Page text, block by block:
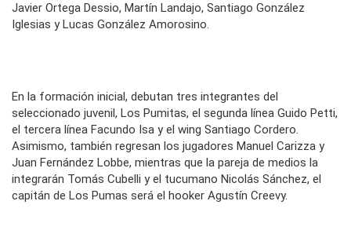
Javier Ortega Dessio, Martín Landajo, Santiago González
Iglesias y Lucas González Amorosino.
En la formación inicial, debutan tres integrantes del
seleccionado juvenil, Los Pumitas, el segunda línea Guido Petti,
el tercera línea Facundo Isa y el wing Santiago Cordero.
Asimismo, también regresan los jugadores Manuel Carizza y
Juan Fernández Lobbe, mientras que la pareja de medios la
integrarán Tomás Cubelli y el tucumano Nicolás Sánchez, el
capitán de Los Pumas será el hooker Agustín Creevy.